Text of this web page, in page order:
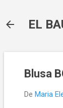
EL
Blusa
De Maria